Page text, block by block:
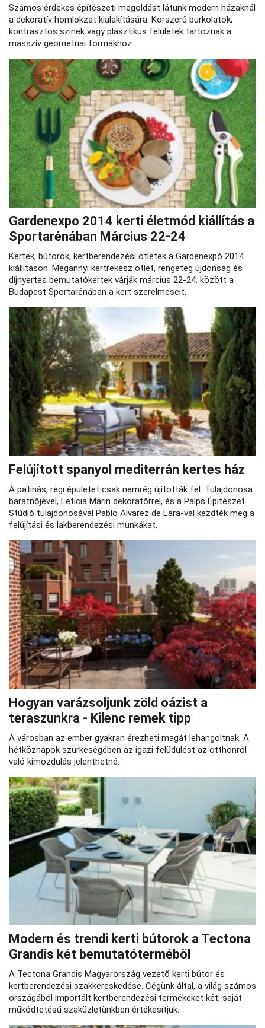
Számos érdekes építészeti megoldást látunk modern házaknál
a dekoratív homlokzat kialakítására. Korszerű burkolatok,
kontrasztos színek vagy plasztikus felületek tartoznak a
masszív geometriai formákhoz.
Gardenexpo 2014 kerti életmód kiállítás a
Sportarénában Március 22-24
Kertek, bútorok, kertberendezési ötletek a Gardenexpó 2014
kiállításon. Megannyi kertrekész ötlet, rengeteg újdonság és
díjnyertes bemutatókertek várják március 22-24. között a
Budapest Sportarénában a kert szerelmeseit.
Felújított spanyol mediterrán kertes ház
A patinás, régi épületet csak nemrég újították fel. Tulajdonosa
barátnőjével, Leticia Marin dekoratőrrel, és a Palps Épitészet
Stúdió tulajdonosával Pablo Alvarez de Lara-val kezdték meg a
felújítási és lakberendezési munkákat.
Hogyan varázsoljunk zöld oázist a
teraszunkra - Kilenc remek tipp
A városban az ember gyakran érezheti magát lehangoltnak. A
hétköznapok szürkeségében az igazi felüdülést az otthonról
való kimozdulás jelenthetné.
Modern és trendi kerti bútorok a Tectona
Grandis két bemutatóterméből
A Tectona Grandis Magyarország vezető kerti bútor és
kertberendezési szakkereskedése. Cégünk által, a világ számos
országából importált kertberendezési termékeket két, saját
működtetésű szaküzletünkben értékesítjük.